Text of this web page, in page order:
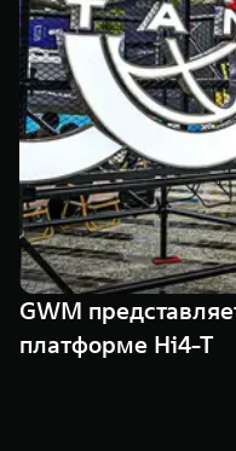
TANK 500
Веди за собой
от 6 499 000 ₽
TANK Финансы
Корпоративным
TANK ФИНАНСЫ
TANK Кредит
TANK Лизинг
TANK Страхование
Сервис
Специальные
Моторные масла
ЦИФРОВЫЕ СЕРВИСЫ
Цифровые сервисы
Подписки
GWM
платформе Hi4-T